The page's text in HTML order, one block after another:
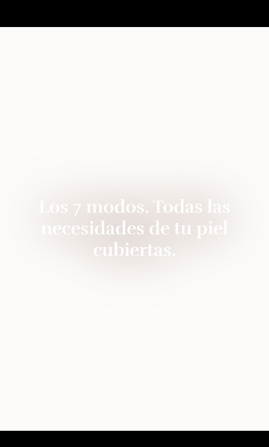
Los 7 modos. Todas las
necesidades de tu piel
cubiertas.